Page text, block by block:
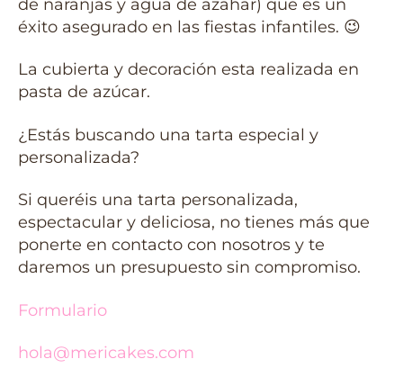
de naranjas y agua de azahar) que es un
éxito asegurado en las fiestas infantiles. 😉
La cubierta y decoración esta realizada en
pasta de azúcar.
¿Estás buscando una tarta especial y
personalizada?
Si queréis una tarta personalizada,
espectacular y deliciosa, no tienes más que
ponerte en contacto con nosotros y te
daremos un presupuesto sin compromiso.
Formulario
hola@mericakes.com